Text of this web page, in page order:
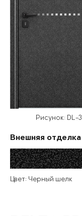
Рисунок: DL-3
Внешняя отделка
Цвет: Черный шелк